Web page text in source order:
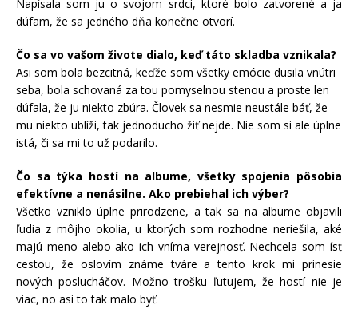
Napísala som ju o svojom srdci, ktoré bolo zatvorené a ja
dúfam, že sa jedného dňa konečne otvorí.
Čo sa vo vašom živote dialo, keď táto skladba vznikala?
Asi som bola bezcitná, keďže som všetky emócie dusila vnútri
seba, bola schovaná za tou pomyselnou stenou a proste len
dúfala, že ju niekto zbúra. Človek sa nesmie neustále báť, že
mu niekto ublíži, tak jednoducho žiť nejde. Nie som si ale úplne
istá, či sa mi to už podarilo.
Čo sa týka hostí na albume, všetky spojenia pôsobia
efektívne a nenásilne. Ako prebiehal ich výber?
Všetko vzniklo úplne prirodzene, a tak sa na albume objavili
ľudia z môjho okolia, u ktorých som rozhodne neriešila, aké
majú meno alebo ako ich vníma verejnosť. Nechcela som ísť
cestou, že oslovím známe tváre a tento krok mi prinesie
nových poslucháčov. Možno trošku ľutujem, že hostí nie je
viac, no asi to tak malo byť.